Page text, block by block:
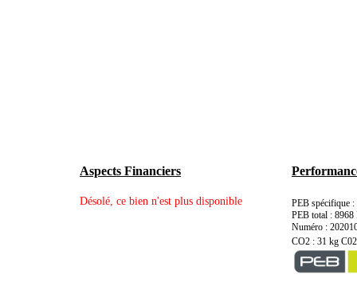
Aspects Financiers
Désolé, ce bien n'est plus disponible
PEB spécifique
PEB total : 8968
Numéro :
CO2 : 31 kg